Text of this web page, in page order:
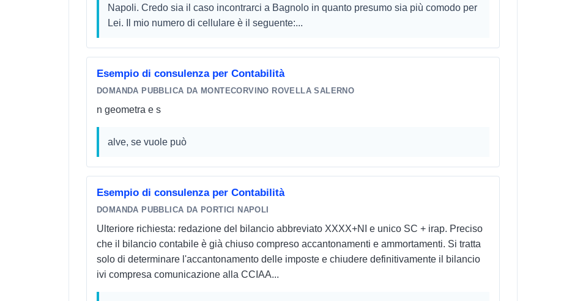
Napoli. Credo sia il caso incontrarci a Bagnolo in quanto presumo sia più comodo per
Lei. Il mio numero di cellulare è il seguente:...
Esempio di consulenza per Contabilità
DOMANDA PUBBLICA DA MONTECORVINO ROVELLA SALERNO
n geometra e s
alve, se vuole può
Esempio di consulenza per Contabilità
DOMANDA PUBBLICA DA PORTICI NAPOLI
Ulteriore richiesta: redazione del bilancio abbreviato XXXX+NI e unico SC + irap. Preciso
che il bilancio contabile è già chiuso compreso accantonamenti e ammortamenti. Si tratta
solo di determinare l'accantonamento delle imposte e chiudere definitivamente il bilancio
ivi compresa comunicazione alla CCIAA...